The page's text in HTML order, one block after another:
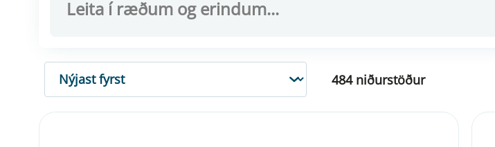
RÖÐUN
484 niðurstöður